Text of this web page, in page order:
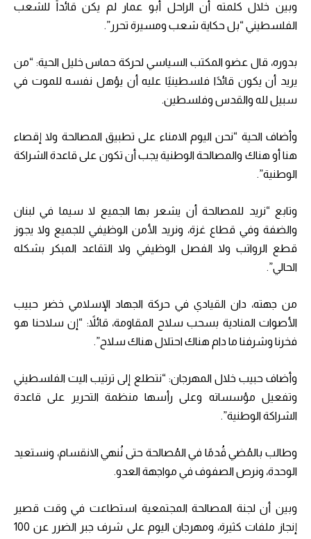
وبين خلال كلمته أن الراحل أبو عمار لم يكن قائداً للشعب
الفلسطيني “بل حكاية شعب ومسيرة تحرر”.
بدوره، قال عضو المكتب السياسي لحركة حماس خليل الحية: “من
يريد أن يكون قائدًا فلسطينيًا عليه أن يؤهل نفسه للموت في
سبيل لله والقدس وفلسطين.
وأضاف الحية “نحن اليوم الامناء على تطبيق المصالحة ولا إقصاء
هنا أو هناك والمصالحة الوطنية يجب أن تكون على قاعدة الشراكة
الوطنية”.
وتابع “نريد للمصالحة أن يشعر بها الجميع لا سيما في لبنان
والضفة وفي قطاع غزة، ونريد الأمن الوظيفي للجميع ولا يجوز
قطع الرواتب ولا الفصل الوظيفي ولا التقاعد المبكر بشكله
الحالي”.
من جهته، دان القيادي في حركة الجهاد الإسلامي خضر حبيب
الأصوات المنادية بسحب سلاح المقاومة، قائلاً: “إن سلاحنا هو
فخرنا وشرفنا ما دام هناك احتلال هناك سلاح”.
وأضاف حبيب خلال المهرجان: “نتطلع إلى ترتيب اليت الفلسطيني
وتفعيل مؤسساته وعلى رأسها منظمة التحرير على قاعدة
الشراكة الوطنية”.
وطالب بالمُضي قُدمًا في المُصالحة حتى نُنهي الانقسام، ونستعيد
الوحدة، ونرص الصفوف في مواجهة العدو.
وبين أن لجنة المصالحة المجتمعية استطاعت في وقت قصير
إنجاز ملفات كثيرة، ومهرجان اليوم على شرف جبر الضرر عن 100